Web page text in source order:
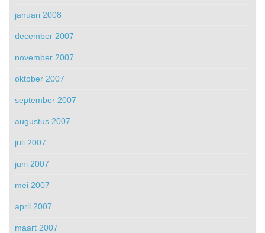
januari 2008
december 2007
november 2007
oktober 2007
september 2007
augustus 2007
juli 2007
juni 2007
mei 2007
april 2007
maart 2007